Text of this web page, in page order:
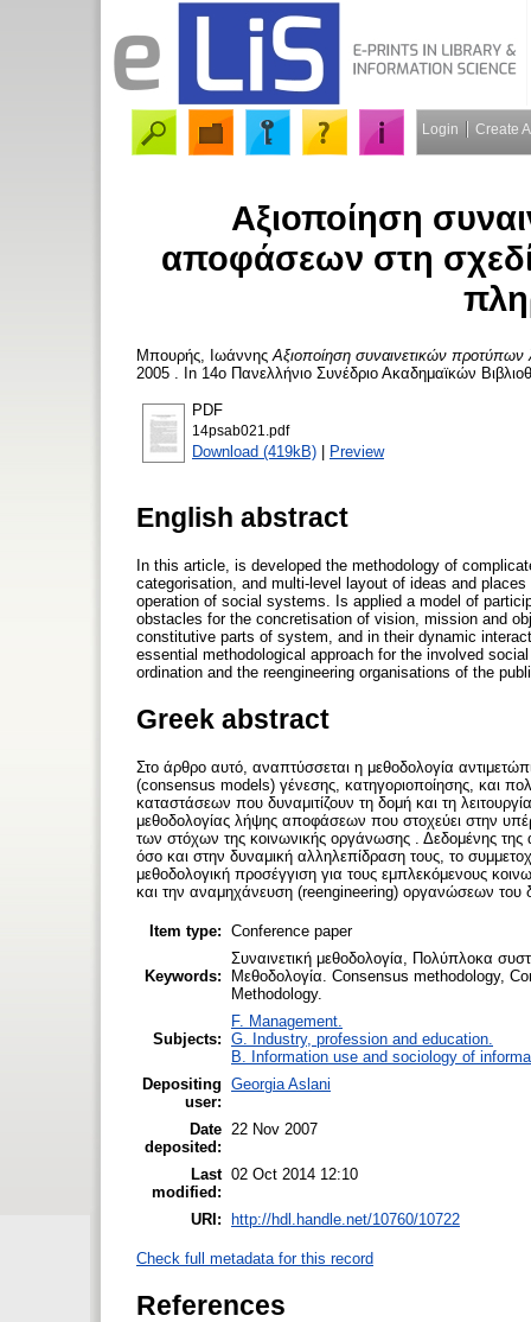
Login Create
Αξιοποίηση
αποφάσεων στη
Μπουρής, Ιωάννης Αξιοποίηση συναινετικών
2005 . In 14ο Πανελλήνιο Συνέδριο Ακαδημαϊκών
PDF
14psab021.pdf
Download (419kB) | Preview
English abstract
In this article, is developed the methodology of
categorisation, and multi-level layout of ideas and
operation of social systems. Is applied a model of
obstacles for the concretisation of vision, mission and
constitutive parts of system, and in their dynamic
essential methodological approach for the involved
ordination and the reengineering organisations of the
Greek abstract
Στο άρθρο αυτό, αναπτύσσεται η μεθοδολογία
(consensus models) γένεσης, κατηγοριοποίησης, και
καταστάσεων που δυναμιτίζουν τη δομή και τη
μεθοδολογίας λήψης αποφάσεων που στοχεύει στην
των στόχων της κοινωνικής οργάνωσης . Δεδομένης
όσο και στην δυναμική αλληλεπίδραση τους, το
μεθοδολογική προσέγγιση για τους εμπλεκόμενους
και την αναμηχάνευση (reengineering) οργανώσεων του
Item type: Conference paper
Keywords:
Συναινετική μεθοδολογία, Πολύπλοκα
Μεθοδολογία. Consensus methodology,
Methodology.
Subjects:
F. Management.
G. Industry, profession and education.
B. Information use and sociology of
Depositing
user:
Georgia Aslani
Date
deposited:
22 Nov 2007
Last
modified:
02 Oct 2014 12:10
URI: http://hdl.handle.net/10760/10722
Check full metadata for this record
References